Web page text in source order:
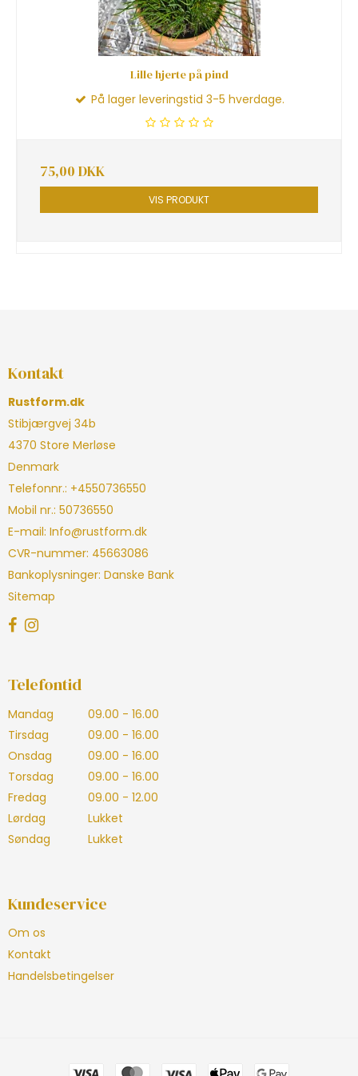
Lille hjerte på pind
På lager leveringstid 3-5 hverdage.
75,00 DKK
VIS PRODUKT
Kontakt
Rustform.dk
Stibjærgvej 34b
4370 Store Merløse
Denmark
Telefonnr.: +4550736550
Mobil nr.: 50736550
E-mail: Info@rustform.dk
CVR-nummer: 45663086
Bankoplysninger: Danske Bank
Sitemap
Telefontid
Mandag
09.00 - 16.00
Tirsdag
09.00 - 16.00
Onsdag
09.00 - 16.00
Torsdag
09.00 - 16.00
Fredag
09.00 - 12.00
Lørdag
Lukket
Søndag
Lukket
Kundeservice
Om os
Kontakt
Handelsbetingelser